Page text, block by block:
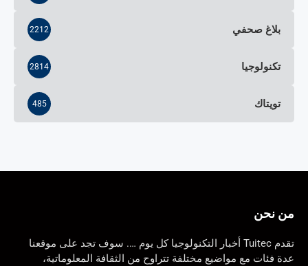
بلاغ صحفي 2212
تكنولوجيا 2814
تويتاك 485
من نحن
تقدم Tuitec أخبار التكنولوجيا كل يوم …. سوف تجد على موقعنا
عدة فئات مع مواضيع مختلفة تتراوح من الثقافة المعلوماتية،